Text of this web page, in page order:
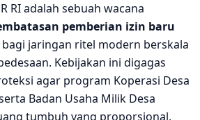
RI adalah sebuah wacana
pemberian izin baru
jaringan ritel modern berskala
Kebijakan ini digagas
agar program Koperasi Desa
Badan Usaha Milik Desa
tumbuh yang proporsional,